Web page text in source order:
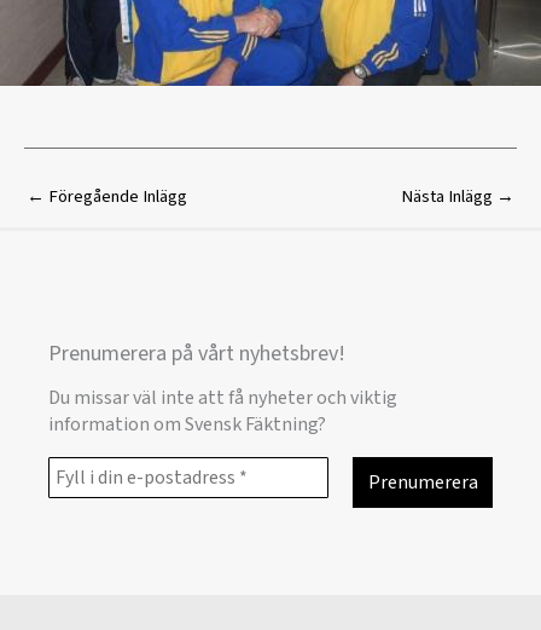
← Föregående Inlägg Nästa Inlägg →
Prenumerera på vårt nyhetsbrev!
Du missar väl inte att få nyheter och viktig
information om Svensk Fäktning?